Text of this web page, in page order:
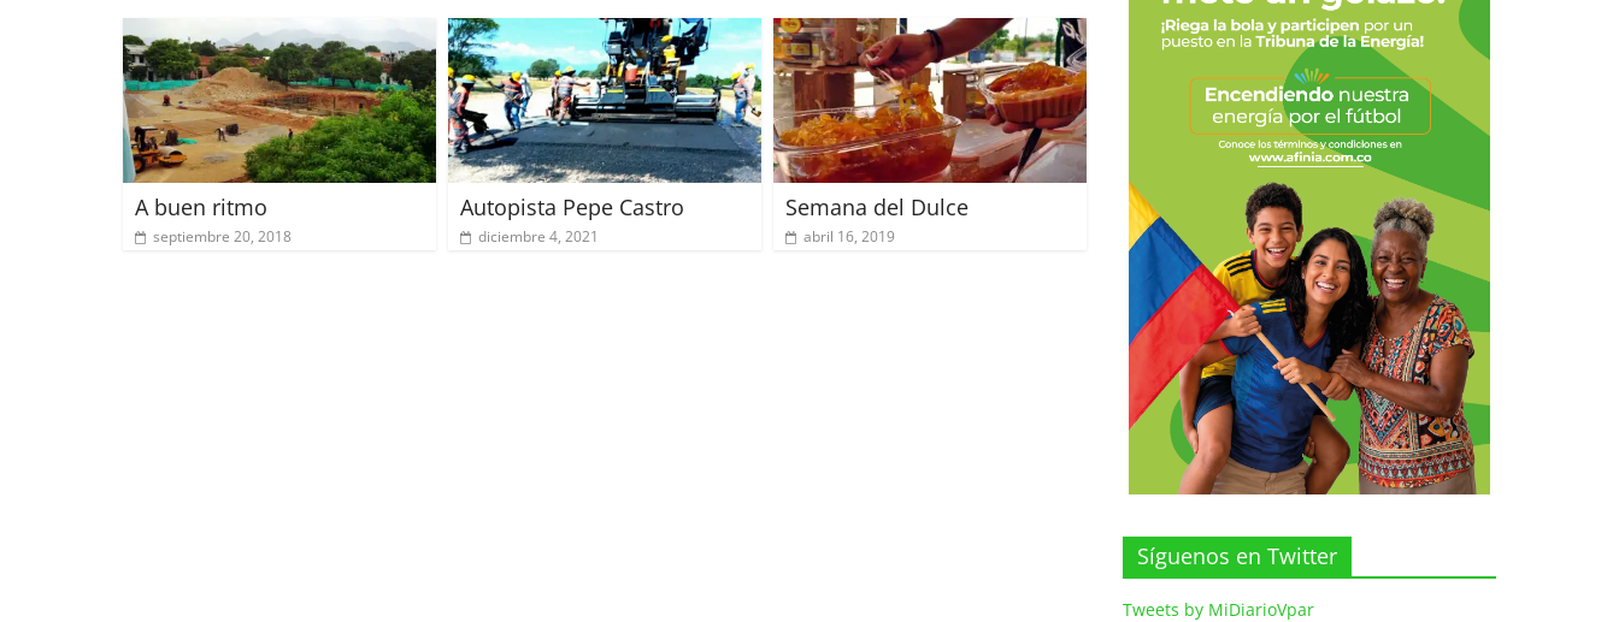
A buen ritmo
septiembre 20, 2018
Autopista Pepe Castro
diciembre 4, 2021
Semana del Dulce
abril 16, 2019
Síguenos en Twitter
Tweets by MiDiarioVpar